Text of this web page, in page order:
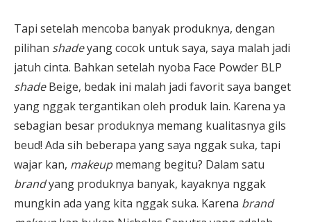
Tapi setelah mencoba banyak produknya, dengan
pilihan shadeyang cocok untuk saya, saya malah jadi
jatuh cinta. Bahkan setelah nyoba Face Powder BLP
shadeBeige, bedak ini malah jadi favorit saya banget
yang nggak tergantikan oleh produk lain. Karena ya
sebagian besar produknya memang kualitasnya gils
beud! Ada sih beberapa yang saya nggak suka, tapi
wajar kan, makeupmemang begitu? Dalam satu
brandyang produknya banyak, kayaknya nggak
mungkin ada yang kita nggak suka. Karena brand